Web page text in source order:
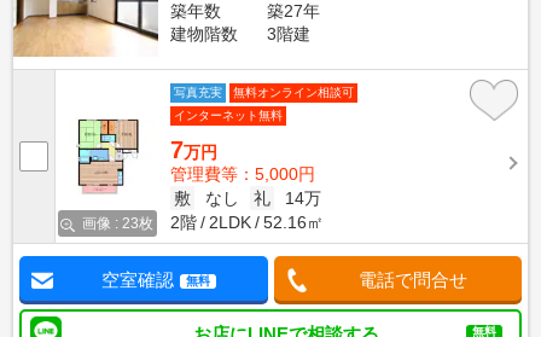
築年数
築27年
建物階数
3階建
画像 : 23枚
写真充実
無料オンライン相談可
インターネット無料
7万円
管理費等：5,000円
敷
なし 礼
14万
2階
2LDK 52.16㎡
空室確認 無料 電話で問合せ
無料